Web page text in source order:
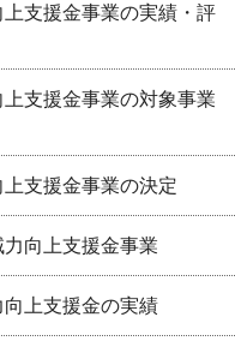
支援金事業の実績・評
支援金事業の対象事業
支援金事業の決定
向上支援金事業
上支援金の実績